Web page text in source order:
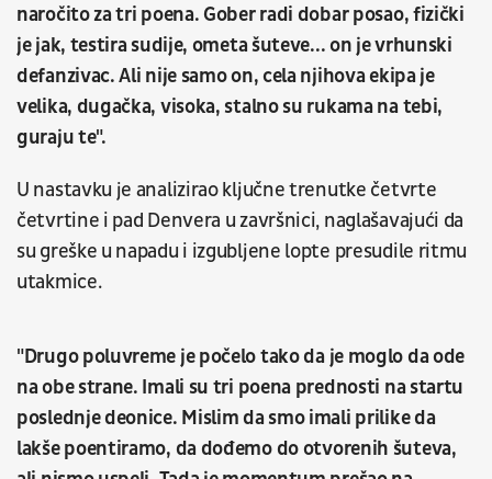
naročito za tri poena. Gober radi dobar posao, fizički
je jak, testira sudije, ometa šuteve... on je vrhunski
defanzivac. Ali nije samo on, cela njihova ekipa je
velika, dugačka, visoka, stalno su rukama na tebi,
guraju te".
U nastavku je analizirao ključne trenutke četvrte
četvrtine i pad Denvera u završnici, naglašavajući da
su greške u napadu i izgubljene lopte presudile ritmu
utakmice.
"Drugo poluvreme je počelo tako da je moglo da ode
na obe strane. Imali su tri poena prednosti na startu
poslednje deonice. Mislim da smo imali prilike da
lakše poentiramo, da dođemo do otvorenih šuteva,